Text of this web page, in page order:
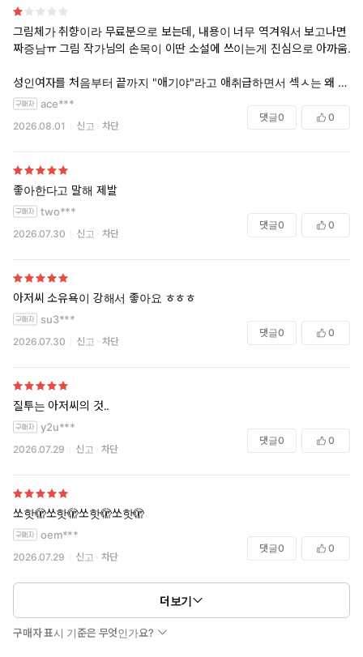
그림체가 취향이라 무료분으로 보는데, 내용이 너무 역겨워서 보고나면
짜증남ㅠ 그림 작가님의 손목이 이딴 소설에 쓰이는게 진심으로 아까움.
성인여자를 처음부터 끝까지 "애기야"라고 애취급하면서 섹ㅅ는 왜 함?
남주가 늙다리 소아성애자로 보여서 역겨운데 좋다는 사람들 정신세계가
이해가 안됨. 빚으로 옭아매서 여주 강간하고, 여주 본인도 돈 때문에 몸
파는 물건취급함. 첨부터 창녀라고 거짓말하는것도 황당하고; 딴 남자랑
말 섞었다고 다짜고짜 끌고가서 주차장에서 그짓거리..성욕에 뇌가 지배
당함?
고 예쁜 무뇌 여주 + 여주를 섹스토이 취급하는 나이든 깡패 문신남주..
애기야, 아저씨 소리 말고 제발 다른 대화도 좀 했으면ㅠ
참..글작가의 수준이 짧은 대사만 봐도 보임.
ace***
2026.08.01 신고 차단
댓글0 0
좋아한다고 말해 제발
two***
2026.07.30 신고 차단
댓글0 0
아저씨 소유욕이 강해서 좋아요 ㅎㅎㅎ
su3***
2026.07.30 신고 차단
댓글0 0
질투는 아저씨의 것..
y2u***
2026.07.29 신고 차단
댓글0 0
쏘핫🫣쏘핫🫣쏘핫🫣쏘핫🫣
oem***
2026.07.29 신고 차단
댓글0 0
더보기
구매자 표시 기준은 무엇인가요?